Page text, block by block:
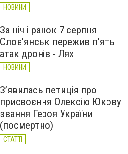
НОВИНИ
За ніч і ранок 7 серпня
Слов'янськ пережив п'ять
атак дронів - Лях
НОВИНИ
З’явилась петиція про
присвоєння Олексію Юкову
звання Героя України
(посмертно)
СТАТТІ